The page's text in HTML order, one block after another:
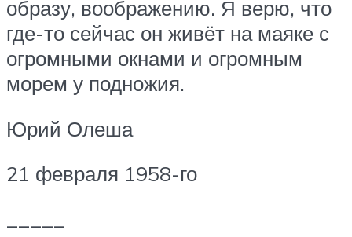
образу, воображению. Я верю, что
где-то сейчас он живёт на маяке с
огромными окнами и огромным
морем у подножия.
Юрий Олеша
21 февраля 1958-го